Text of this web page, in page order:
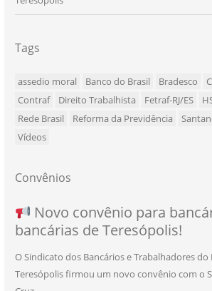
Tags
assedio moral Banco do Brasil Bradesco
Contraf
Direito Trabalhista Fetraf-RJ/ES
Rede Brasil
Reforma da Previdência
Vídeos
Convênios
SEU NOVO BENEFÍCIO
Novo convênio para
bancárias de Teresópolis!
O Sindicato dos Bancários e Trabalhadores
Teresópolis firmou um novo convênio com o
NOVO CONVÊNIO PARA
E BANCÁRIA!
Convênio com a Rede de
Centro de Qualificação Técnica